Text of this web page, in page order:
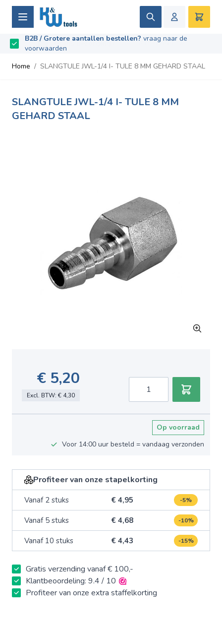
Ga naar de inhoud
Zoek
B2B / Grotere aantallen bestellen? vraag naar de
voorwaarden
Beoordeeld met 9.5/10- Gebaseerd op 669recensies
Home / SLANGTULE JWL-1/4 I- TULE 8 MM GEHARD STAAL
SLANGTULE JWL-1/4 I- TULE 8 MM
GEHARD STAAL
€ 5,20
Excl. BTW: € 4,30
Op voorraad
Voor 14:00 uur besteld = vandaag verzonden
Profiteer van onze stapelkorting
Vanaf 2 stuks € 4,95 -5%
Vanaf 5 stuks € 4,68 -10%
Vanaf 10 stuks € 4,43 -15%
Gratis verzending vanaf € 100,-
Klantbeoordeling: 9.4 / 10
Profiteer van onze extra staffelkorting